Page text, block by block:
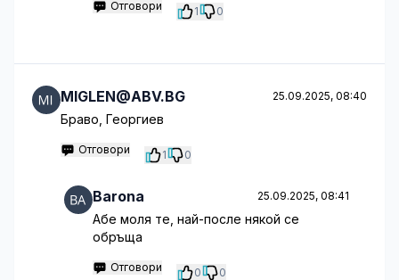
Отговори 1 0
MIGLEN@ABV.BG 25.09.2025, 08:40
Браво, Георгиев
Отговори 1 0
Barona 25.09.2025, 08:41
Абе моля те, най-после някой се
обръща
Отговори 0 0